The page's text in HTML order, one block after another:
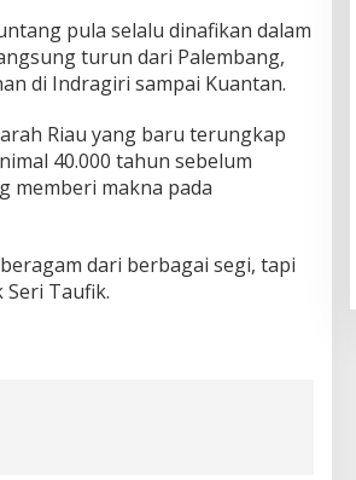
pula selalu dinafikan dalam
turun dari Palembang,
di Indragiri sampai Kuantan.
Riau yang baru terungkap
40.000 tahun sebelum
memberi makna pada
dari berbagai segi, tapi
Taufik.